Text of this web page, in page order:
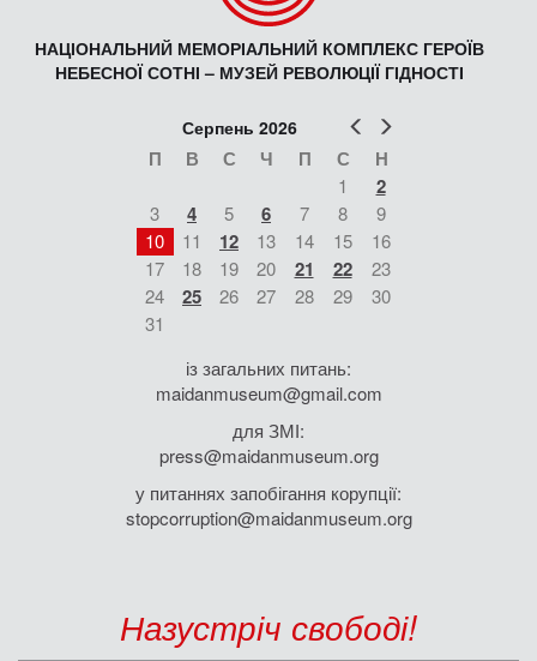
НАЦІОНАЛЬНИЙ МЕМОРІАЛЬНИЙ КОМПЛЕКС ГЕРОЇВ
НЕБЕСНОЇ СОТНІ – МУЗЕЙ РЕВОЛЮЦІЇ ГІДНОСТІ
Попер
Серпень 2026
П В С Ч П С Н
1 2
3 4 5 6 7 8
9
10
11 12 13 14 15
16
17
18 19 20 21 22
23
24
25 26 27 28 29
30
31
із загальних питань:
maidanmuseum@gmail.com
для ЗМІ:
press@maidanmuseum.org
у питаннях запобігання корупції:
stopcorruption@maidanmuseum.org
Назустріч свободі!